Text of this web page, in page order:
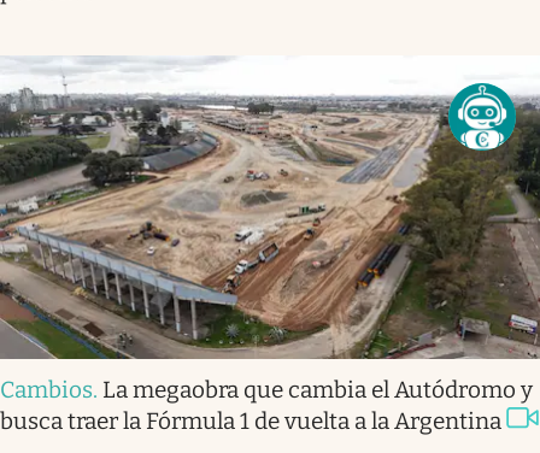
Cambios. La megaobra que cambia el Autódromo y
busca traer la Fórmula 1 de vuelta a la Argentina